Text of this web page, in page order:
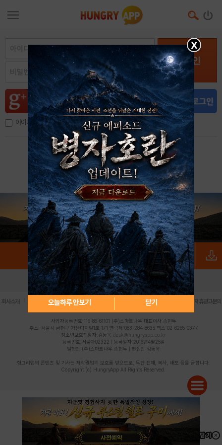
로그인
아이디, 이메일 저장
아이디 / 비밀번호 찾기 회원가입
X
오늘하루 안보기 닫기
로그인 PC버전 전체앱
회사소개 | 개인정보 처리방침 불법촬영물 신고센터 제휴광고문의
사업자등록번호:119-86-61101 (주)스마트나우 대표이사:송현두
주소: 서울시 금천구 가산디지털1로 171 연락처:063-284-8635 팩스:02-6265-0377
청소년보호책임자:김동욱 desk@hungryapp.co.kr
등록번호:서울아02322 | 등록일자:2016년4월25일
발행인:(주)스마트나우 송현두 | 편집인:김동욱
헝그리앱의 콘텐츠 및 기사는 저작권법의 보호를 받으므로, 무단 전재, 복사, 배포 등을 금합니다.
Copyright (c) HungryApp All Rights Reserved.